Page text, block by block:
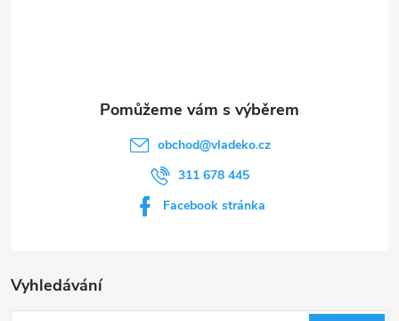
Vyhledávání
obchod@vladeko.cz
311 678 445
Facebook stránka